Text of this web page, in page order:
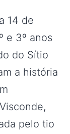
14 de
e 3º anos
do Sítio
a história
pelo tio